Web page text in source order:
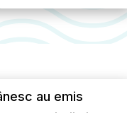
au emis